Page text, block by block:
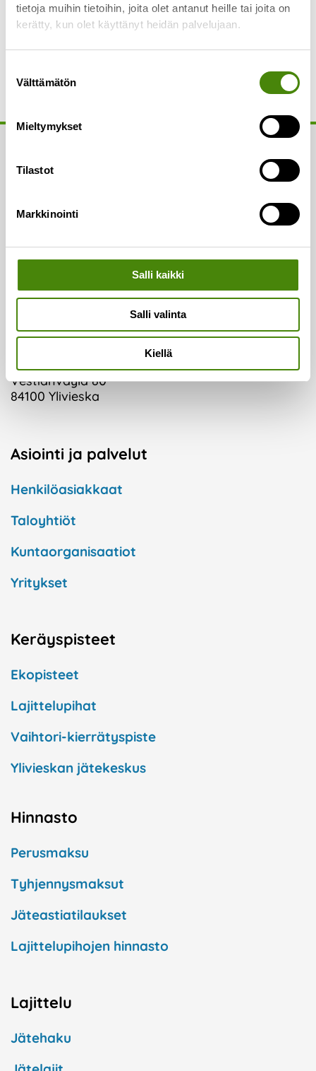
tietoja muihin tietoihin, joita olet antanut heille tai joita on
kerätty, kun olet käyttänyt heidän palvelujaan.
valinta
Välttämätön
Mieltymykset
Tilastot
Markkinointi
Salli kaikki
Salli valinta
Kiellä
polkupyörän rungot ja kattopellit). Löydät
Puh.(08) 410 8750
Lajittelupihojen valvomo:
Puh.050 329 9617
Vaakapalvelut:
Vestianväylä 80
84100 Ylivieska
Asiointi ja palvelut
Henkilöasiakkaat
Taloyhtiöt
Kuntaorganisaatiot
Yritykset
Keräyspisteet
Ekopisteet
Lajittelupihat
Vaihtori-kierrätyspiste
Ylivieskan jätekeskus
Hinnasto
Perusmaksu
Tyhjennysmaksut
Jäteastiatilaukset
Lajittelupihojen hinnasto
Lajittelu
Jätehaku